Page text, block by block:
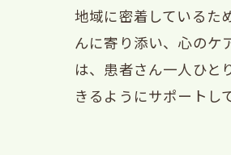
地域に密着しているた
んに寄り添い、心のケ
は、患者さん一人ひと
きるようにサポートし